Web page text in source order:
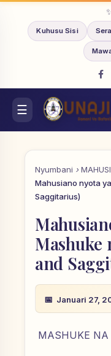
Kuhusu Sisi
Nyumbani
Mahusiano nyota
Saggitarius)
Mashuke
and
Januari 27,
MASHUKE NA